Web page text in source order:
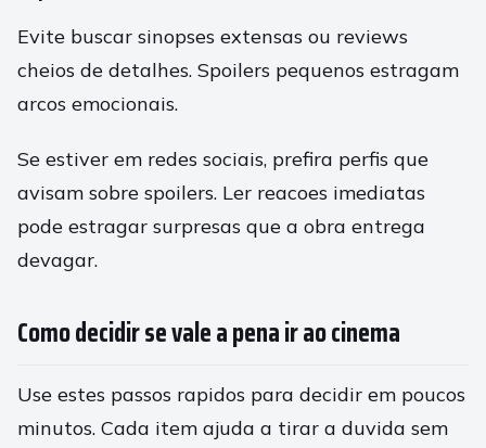
Evite buscar sinopses extensas ou reviews
cheios de detalhes. Spoilers pequenos estragam
arcos emocionais.
Se estiver em redes sociais, prefira perfis que
avisam sobre spoilers. Ler reacoes imediatas
pode estragar surpresas que a obra entrega
devagar.
Como decidir se vale a pena ir ao cinema
Use estes passos rapidos para decidir em poucos
minutos. Cada item ajuda a tirar a duvida sem